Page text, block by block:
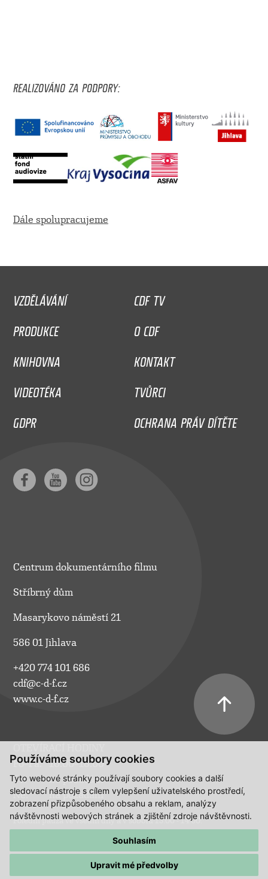
Používáme soubory cookies
Tyto webové stránky používají soubory cookies a další
sledovací nástroje s cílem vylepšení uživatelského prostředí,
zobrazení přizpůsobeného obsahu a reklam, analýzy
návštěvnosti webových stránek a zjištění zdroje návštěvnosti.
Souhlasím
Upravit mé předvolby
REALIZOVÁNO ZA PODPORY:
Dále spolupracujeme
VZDĚLÁVÁNÍ
CDF TV
PRODUKCE
O CDF
KNIHOVNA
KONTAKT
VIDEOTÉKA
TVŮRCI
GDPR
OCHRANA PRÁV DÍTĚTE
Centrum dokumentárního filmu
Stříbrný dům
Masarykovo náměstí 21
586 01 Jihlava
+420 774 101 686
cdf@c-d-f.cz
www.c-d-f.cz
Po–Pá:
10.00–18.00
So:
na požádání
Ne:
na požádání
Polední pauza ve všední dny a v sobotu 13:00 - 14:00.